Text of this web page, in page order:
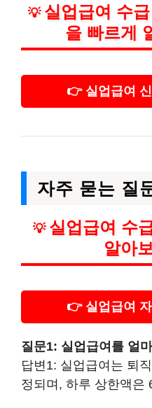
💡 실업급여 수
을 빠르게
👉 실업급여
자주 묻는 질
💡 실업급여 수
알아
👉 실업급여
질문1: 실업급여를 얼
답변1: 실업급여는 퇴
정되며, 하루 상한액은